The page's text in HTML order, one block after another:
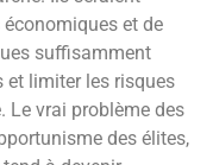
et de
suffisamment
limiter les risques
Le vrai problème des
des élites,